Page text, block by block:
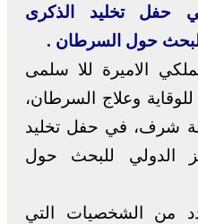
حفل تخليد الذكرى
حول السرطان .
الاميرة للا سلمى
وعلاج السرطان،
شرف، في حفل تخليد
الدولي للبحث حول
من الشخصيات التي